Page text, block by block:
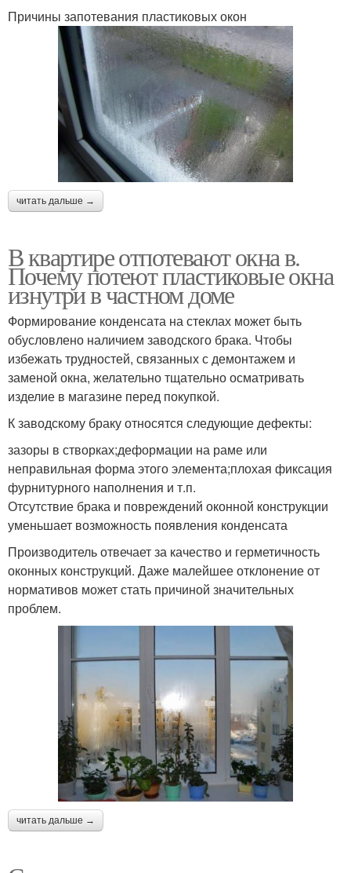
Причины запотевания пластиковых окон
читать дальше →
В квартире отпотевают окна в.
Почему потеют пластиковые окна
изнутри в частном доме
Формирование конденсата на стеклах может быть
обусловлено наличием заводского брака. Чтобы
избежать трудностей, связанных с демонтажем и
заменой окна, желательно тщательно осматривать
изделие в магазине перед покупкой.
К заводскому браку относятся следующие дефекты:
зазоры в створках;деформации на раме или
неправильная форма этого элемента;плохая фиксация
фурнитурного наполнения и т.п.
Отсутствие брака и повреждений оконной конструкции
уменьшает возможность появления конденсата
Производитель отвечает за качество и герметичность
оконных конструкций. Даже малейшее отклонение от
нормативов может стать причиной значительных
проблем.
читать дальше →